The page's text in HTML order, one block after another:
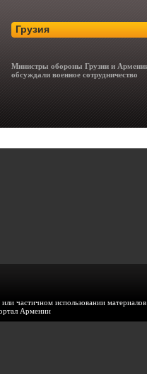
Грузия
Министры обороны Грузии и
обсуждали военное сотрудничество
частичном использовании
Армении